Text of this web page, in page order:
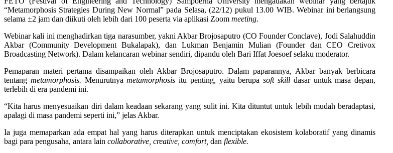
“Metamorphosis Strategies During New Normal” pada Selasa, (22/12) pukul 13.00 WIB. Webinar ini berlangsung
selama ±2 jam dan diikuti oleh lebih dari 100 peserta via aplikasi Zoom meeting.
Webinar kali ini menghadirkan tiga narasumber, yakni Akbar Brojosaputro (CO Founder Conclave), Jodi Salahuddin
Akbar (Community Development Bukalapak), dan Lukman Benjamin Mulian (Founder dan CEO Cretivox
Broadcasting Network). Dalam kelancaran webinar sendiri, dipandu oleh Bari Iffat Joesoef selaku moderator.
Pemaparan materi pertama disampaikan oleh Akbar Brojosaputro. Dalam paparannya, Akbar banyak berbicara
tentang metamorphosis. Menurutnyametamorphosis itu penting, yaitu berupasoft skilldasar untuk masa depan,
terlebih di era pandemi ini.
“Kita harus menyesuaikan diri dalam keadaan sekarang yang sulit ini. Kita dituntut untuk lebih mudah beradaptasi,
apalagi di masa pandemi seperti ini,” jelas Akbar.
Ia juga memaparkan ada empat hal yang harus diterapkan untuk menciptakan ekosistem kolaboratif yang dinamis
bagi para pengusaha, antara lain collaborative, creative, comfort, dan flexible.